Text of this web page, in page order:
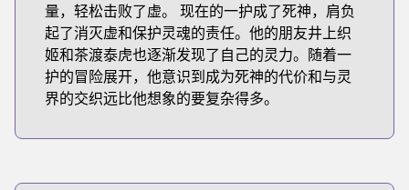
量，轻松击败了虚。 现在的一护成了死神，肩负
起了消灭虚和保护灵魂的责任。他的朋友井上织
姬和茶渡泰虎也逐渐发现了自己的灵力。随着一
护的冒险展开，他意识到成为死神的代价和与灵
界的交织远比他想象的要复杂得多。